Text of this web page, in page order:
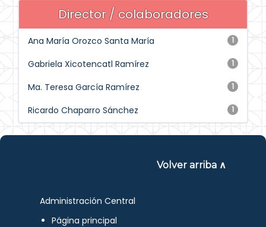
Director / colaboradores
1
Ana María Orozco Santa María
1
Gabriela Xicotencatl Ramírez
1
Ma. Teresa García Ramírez
1
Ricardo Chaparro Sánchez
Volver arriba ∧
Administración Central
Página principal